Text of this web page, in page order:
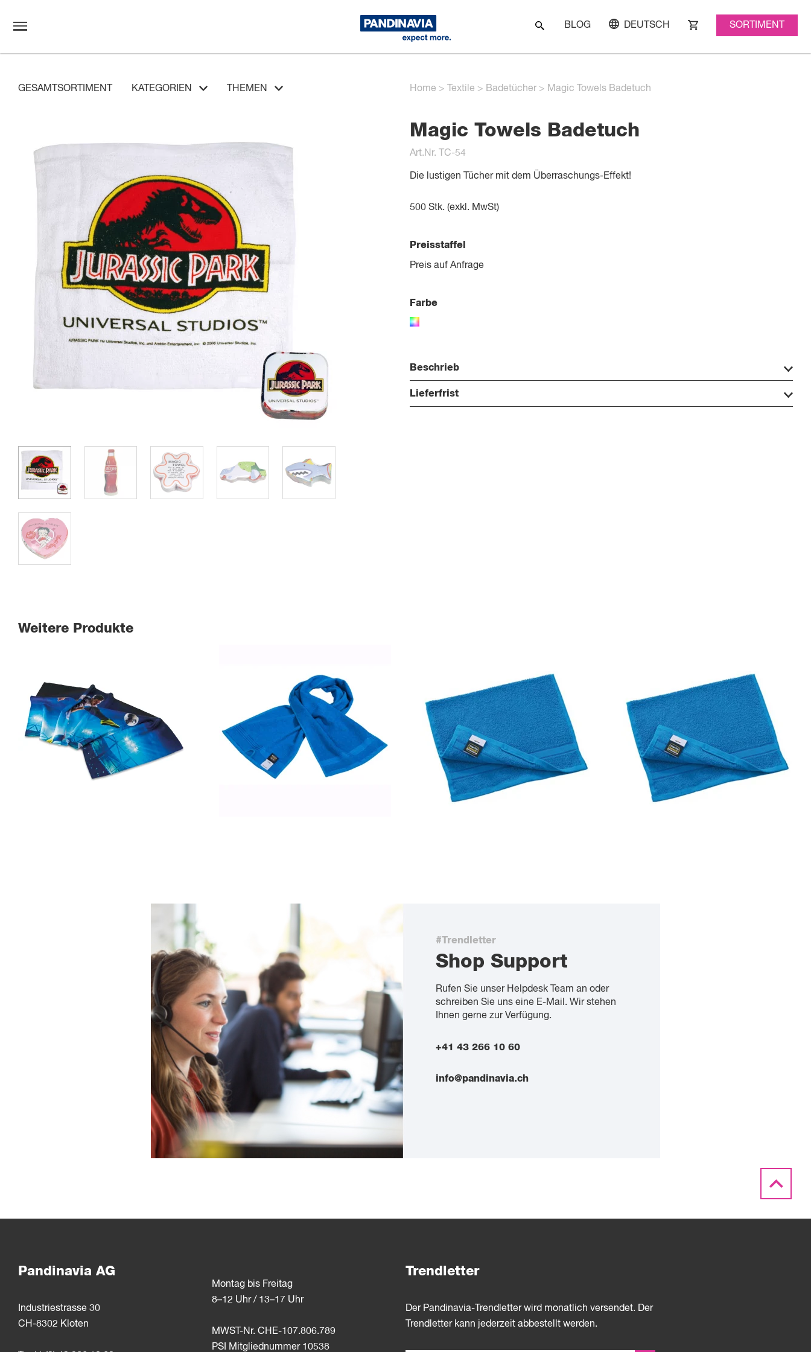
BLOG DEUTSCH SORTIMENT
GESAMTSORTIMENT KATEGORIEN THEMEN Home > Textile > Badetücher> Magic Towels Badetuch
Magic Towels Badetuch
Art.Nr. TC-54
Die lustigen Tücher mit dem Überraschungs-Effekt!
500 Stk. (exkl. MwSt)
Preisstaffel
Preis auf Anfrage
Farbe
Beschrieb
Lieferfrist
Weitere Produkte
#Trendletter
Shop Support
Rufen Sie unser Helpdesk Team an oder
schreiben Sie uns eine E-Mail. Wir stehen
Ihnen gerne zur Verfügung.
+41 43 266 10 60
info@pandinavia.ch
Pandinavia AG
Industriestrasse 30
CH-8302 Kloten
Montag bis Freitag
8–12 Uhr / 13–17 Uhr
MWST-Nr. CHE-107.806.789
PSI Mitgliednummer 10538
Trendletter
Der Pandinavia-Trendletter wird monatlich versendet. Der
Trendletter kann jederzeit abbestellt werden.